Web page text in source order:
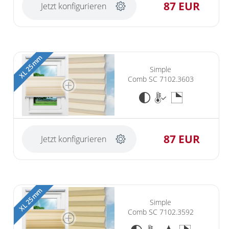
Jetzt konfigurieren 87 EUR
XL 25 mm
Simple
Comb SC 7102.3603
Jetzt konfigurieren 87 EUR
XL 25 mm
Simple
Comb SC 7102.3592